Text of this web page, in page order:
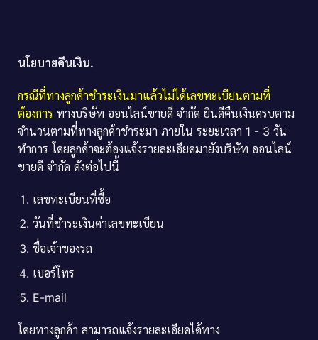
นโยบายคืนเงิน.
กรณีที่ทางลูกค้าชำระเงินมาแล้วไม่ได้เลขทะเบียนตามที่
ต้องการ ทางบริษัท ออนไลน์ขายดี จำกัด ยินดีคืนเงินครบตาม
จำนวนตามที่ทางลูกค้าชำระมา ภายใน ระยะเวลา 1 - 3 วัน
ทำการ โดยลูกค้าจะต้องแจ้งรายละเอียดมายังบริษัท ออนไลน์
ขายดี จำกัด ดังต่อไปนี้
เลขทะเบียนที่ซื้อ
วันที่ชำระเงินค่าเลขทะเบียน
ชื่อเจ้าของรถ
เบอร์โทร
E-mail
โดยทางลูกค้า สามารถแจ้งรายละเอียดได้ทาง